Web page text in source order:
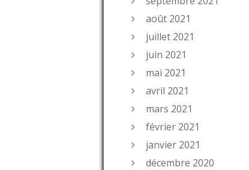
août 2021
juillet 2021
juin 2021
mai 2021
avril 2021
mars 2021
février 2021
janvier 2021
décembre 2020